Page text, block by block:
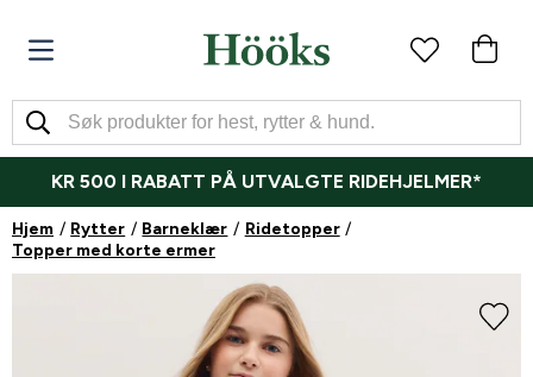
KR 500 I RABATT PÅ UTVALGTE RIDEHJELMER*
Hjem Rytter Barneklær
Ridetopper
Topper med korte ermer